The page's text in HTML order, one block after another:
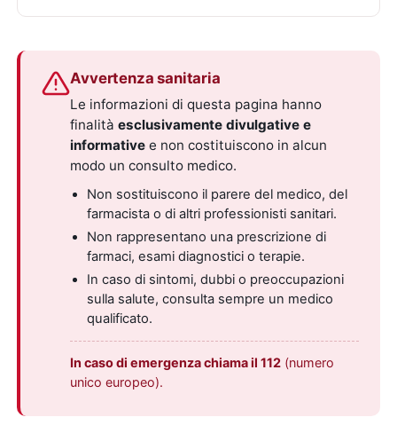
Avvertenza sanitaria
Le informazioni di questa pagina hanno
finalitàesclusivamente divulgative e
informative e non costituiscono in alcun
modo un consulto medico.
Non sostituiscono il parere del medico, del
farmacista o di altri professionisti sanitari.
Non rappresentano una prescrizione di
farmaci, esami diagnostici o terapie.
In caso di sintomi, dubbi o preoccupazioni
sulla salute, consulta sempre un medico
qualificato.
In caso di emergenza chiama il 112 (numero
unico europeo).